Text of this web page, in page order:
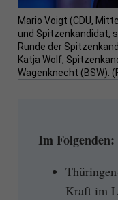
Mario Voigt (CDU,
und Spitzenkandidat,
Runde der
Katja Wolf,
Wagenknecht (BSW).
Im Folgenden:
Kraft im